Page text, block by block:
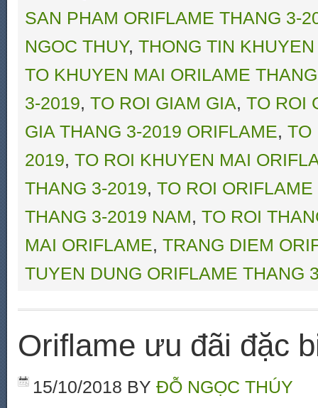
SAN PHAM ORIFLAME THANG 3-
NGOC THUY, THONG TIN
TO KHUYEN MAI ORILAME
3-2019, TO ROI GIAM GIA, TO ROI
GIA THANG 3-2019 ORIFLAME, TO
2019, TO ROI KHUYEN MAI
THANG 3-2019, TO ROI
THANG 3-2019 NAM, TO ROI
MAI ORIFLAME, TRANG DIEM
TUYEN DUNG ORIFLAME THANG
Oriflame ưu đãi đặc
15/10/2018 BY ĐỖ NGỌC THÚY